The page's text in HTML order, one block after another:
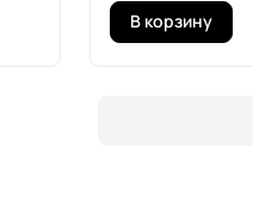
В корзину